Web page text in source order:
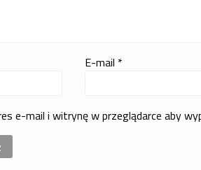
E-mail *
e-mail i witrynę w przeglądarce aby